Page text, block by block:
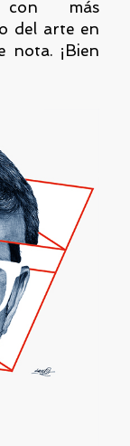
con más
del arte en
nota. ¡Bien